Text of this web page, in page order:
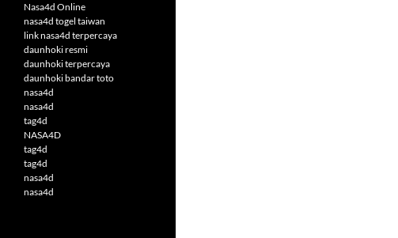
Nasa4d Online
nasa4d togel taiwan
link nasa4d terpercaya
daunhoki resmi
daunhoki terpercaya
daunhoki bandar toto
nasa4d
nasa4d
tag4d
NASA4D
tag4d
tag4d
nasa4d
nasa4d